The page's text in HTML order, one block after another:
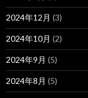
2024年12月 (3)
2024年10月 (2)
2024年9月 (5)
2024年8月 (5)